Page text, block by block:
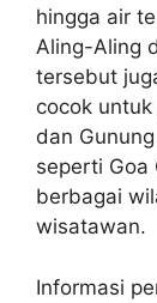
hingga air
Aling-Aling
tersebut
cocok
dan
seperti Goa
berbagai
wisatawan.
Informasi